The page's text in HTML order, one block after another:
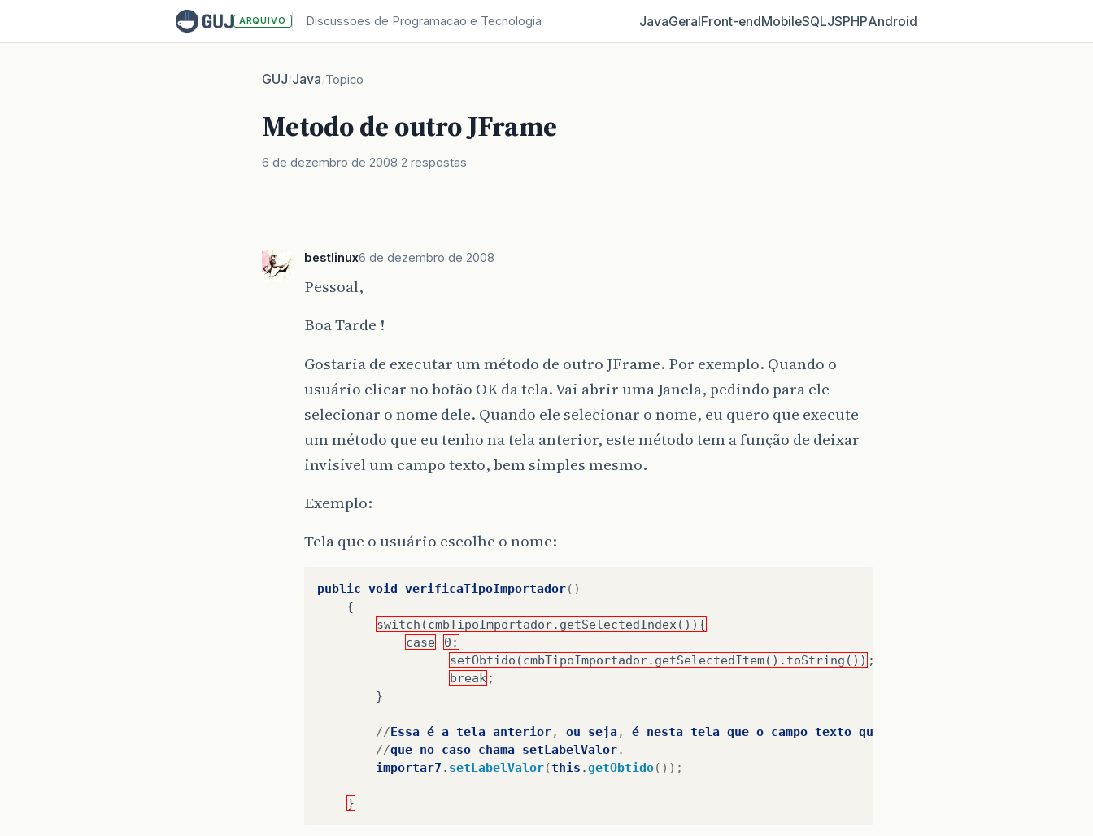
ARQUIVO Discussoes de Programacao e Tecnologia JavaGeralFront‑endMobileSQLJSPHPAndroid
GUJ/Java/Topico
Metodo de outro JFrame
6 de dezembro de 2008 2 respostas
bestlinux6 de dezembro de 2008
Pessoal,
Boa Tarde !
Gostaria de executar um método de outro JFrame. Por exemplo. Quando o
usuário clicar no botão OK da tela. Vai abrir uma Janela, pedindo para ele
selecionar o nome dele. Quando ele selecionar o nome, eu quero que execute
um método que eu tenho na tela anterior, este método tem a função de deixar
invisível um campo texto, bem simples mesmo.
Exemplo:
Tela que o usuário escolhe o nome:
public void verificaTipoImportador()
{
switch(cmbTipoImportador.getSelectedIndex()){
case
0:
setObtido(cmbTipoImportador.getSelectedItem().toString()) ;
break ;
}
//Essa é a tela anterior, ou seja, é nesta tela que o campo texto que
//que no caso chama setLabelValor.
importar7 . setLabelValor(this .getObtido());
}